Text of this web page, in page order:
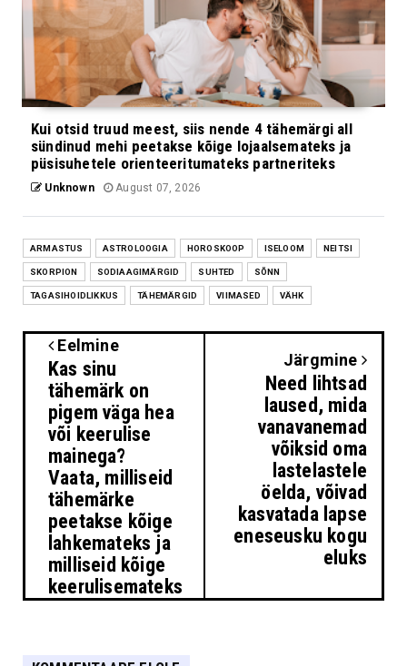
Kui otsid truud meest, siis nende 4 tähemärgi all
sündinud mehi peetakse kõige lojaalsemateks ja
püsisuhetele orienteeritumateks partneriteks
Unknown August 07, 2026
ARMASTUS ASTROLOOGIA HOROSKOOP ISELOOM NEITSI
SKORPION SODIAAGIMÄRGID SUHTED SÕNN
TAGASIHOIDLIKKUS TÄHEMÄRGID VIIMASED VÄHK
Eelmine
Kas sinu
tähemärk on
pigem väga hea
või keerulise
mainega?
Vaata, milliseid
tähemärke
peetakse kõige
lahkemateks ja
milliseid kõige
keerulisemateks
Järgmine
Need lihtsad
laused, mida
vanavanemad
võiksid oma
lastelastele
öelda, võivad
kasvatada lapse
eneseusku kogu
eluks